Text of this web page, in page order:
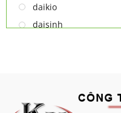
daikio
daisinh